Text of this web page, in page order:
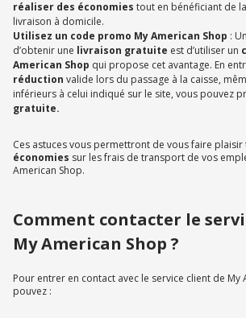
réaliser des économies tout en bénéficiant de
livraison à domicile.
Utilisez un code promo My American Shop :
d’obtenir une livraison gratuite est d’utiliser un
American Shop qui propose cet avantage. En
réduction valide lors du passage à la caisse,
inférieurs à celui indiqué sur le site, vous pouvez
gratuite.
Ces astuces vous permettront de vous faire plaisir
économies sur les frais de transport de vos
American Shop.
Comment contacter le
My American Shop ?
Pour entrer en contact avec le service client de My
pouvez :